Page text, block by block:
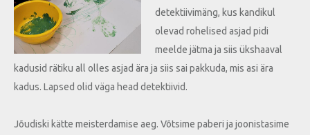
detektiivimäng, kus kandikul
olevad rohelised asjad pidi
meelde jätma ja siis ükshaaval
kadusid rätiku all olles asjad ära ja siis sai pakkuda, mis asi ära
kadus. Lapsed olid väga head detektiivid.
Jõudiski kätte meisterdamise aeg. Võtsime paberi ja joonistasime